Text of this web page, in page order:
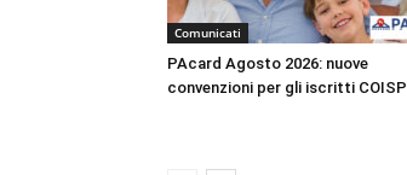
Comunicati
PAcard Agosto 2026: nuove
convenzioni per gli iscritti COISP